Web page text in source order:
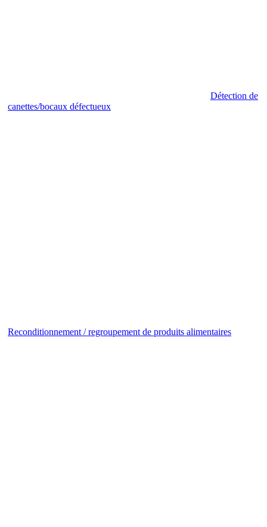
Détection de
canettes/bocaux défectueux
Reconditionnement / regroupement de produits alimentaires